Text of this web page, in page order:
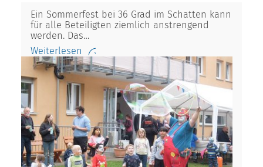
Ein Sommerfest bei 36 Grad im Schatten kann
für alle Beteiligten ziemlich anstrengend
werden. Das…
Weiterlesen